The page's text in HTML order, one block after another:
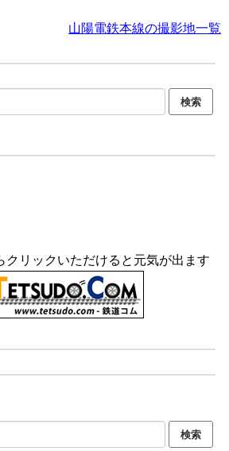
山陽電鉄本線の撮影地一覧
クリックいただけると元気が出ます